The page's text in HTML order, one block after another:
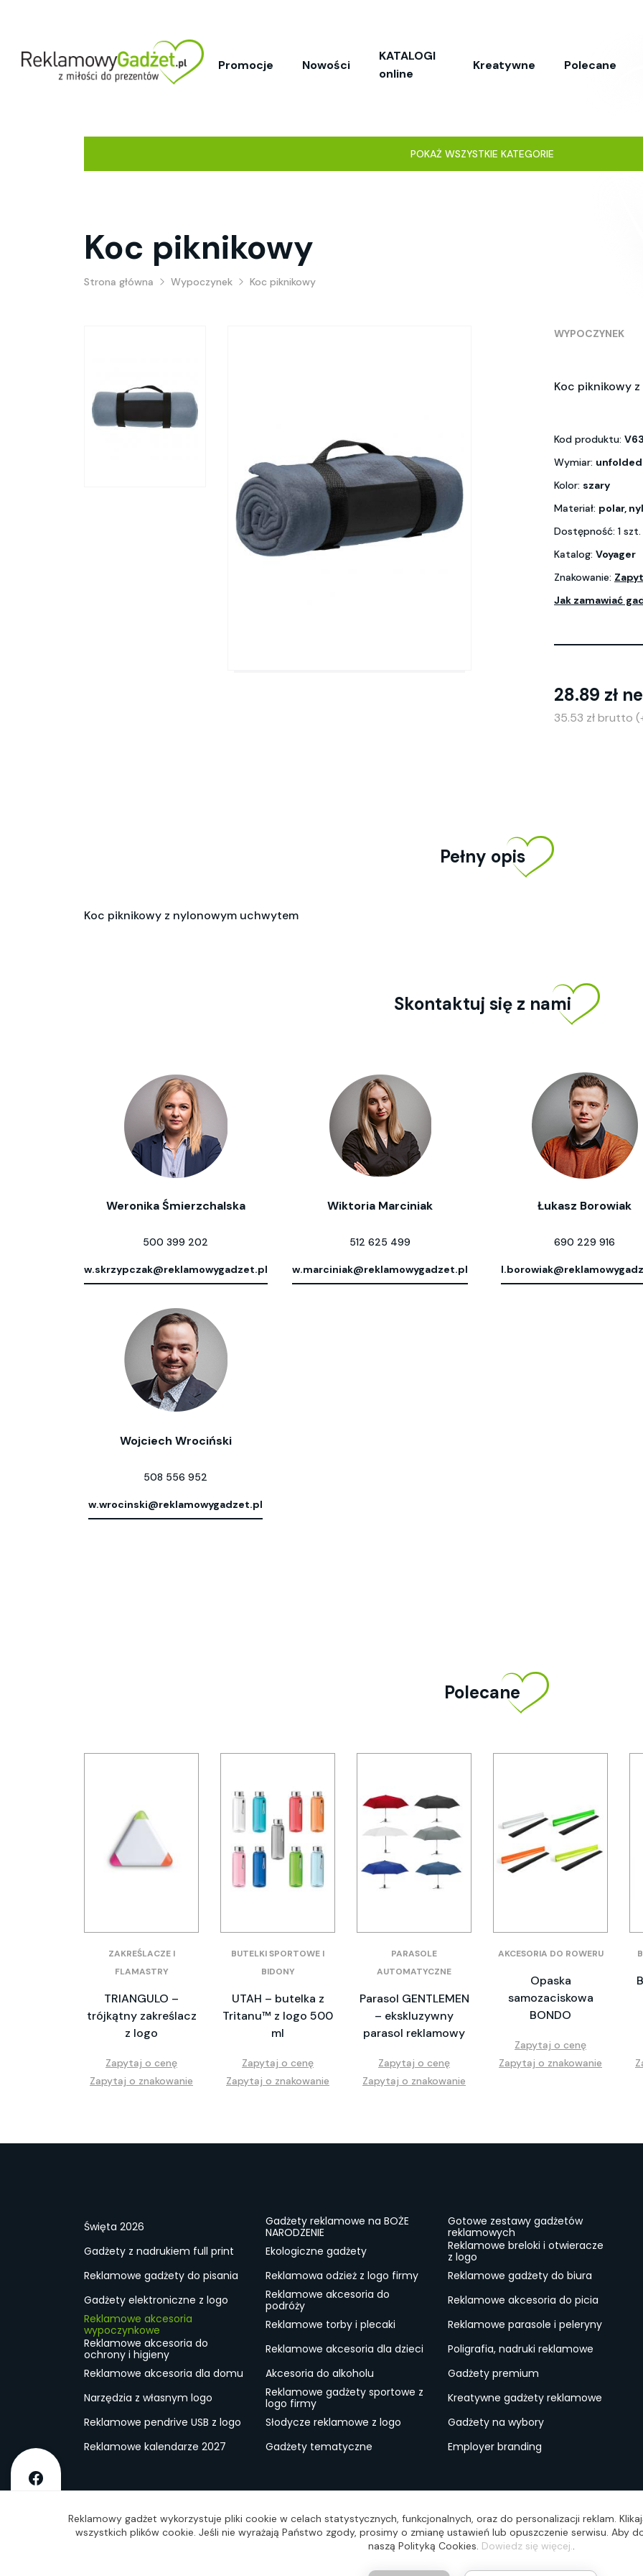
Promocje Nowości
KATALOGI
online
Kreatywne Polecane
POKAŻ WSZYSTKIE KATEGORIE
Koc piknikowy
Strona główna Wypoczynek Koc piknikowy
WYPOCZYNEK
Koc piknikowy
Kod produktu:
Wymiar: unfolded
Kolor: szary
Materiał: polar,
Dostępność: 1 szt.
Katalog: Voyager
Znakowanie:
Jak zamawiać
28.89 zł
35.53 zł brutto
Pełny opis
Koc piknikowy z nylonowym uchwytem
Skontaktuj się z nami
Weronika Śmierzchalska
500 399 202
w.skrzypczak@reklamowygadzet.pl
Wiktoria Marciniak
512 625 499
w.marciniak@reklamowygadzet.pl
Łukasz Borowiak
690 229 916
Wojciech Wrociński
508 556 952
w.wrocinski@reklamowygadzet.pl
Polecane
ZAKREŚLACZE I
FLAMASTRY
TRIANGULO –
trójkątny zakreślacz
z logo
Zapytaj o cenę
Zapytaj o znakowanie
BUTELKI SPORTOWE I
BIDONY
UTAH – butelka z
Tritanu™ z logo 500
ml
Zapytaj o cenę
Zapytaj o znakowanie
PARASOLE
AUTOMATYCZNE
Parasol GENTLEMEN
– ekskluzywny
parasol reklamowy
Zapytaj o cenę
Zapytaj o znakowanie
AKCESORIA DO ROWERU
Opaska
samozaciskowa
BONDO
Zapytaj o cenę
Zapytaj o znakowanie
Święta 2026
Gadżety reklamowe na BOŻE
NARODZENIE
Gotowe zestawy gadżetów
reklamowych
Gadżety z nadrukiem full print
Ekologiczne gadżety
Reklamowe breloki i otwieracze
z logo
Reklamowe gadżety do pisania
Reklamowa odzież z logo firmy
Reklamowe gadżety do biura
Gadżety elektroniczne z logo
Reklamowe akcesoria do
podróży
Reklamowe akcesoria do picia
Reklamowe akcesoria
wypoczynkowe
Reklamowe torby i plecaki
Reklamowe parasole i peleryny
Reklamowe akcesoria do
ochrony i higieny
Reklamowe akcesoria dla dzieci
Poligrafia, nadruki reklamowe
Reklamowe akcesoria dla domu
Akcesoria do alkoholu
Gadżety premium
Narzędzia z własnym logo
Reklamowe gadżety sportowe z
logo firmy
Kreatywne gadżety reklamowe
Reklamowe pendrive USB z logo
Słodycze reklamowe z logo
Gadżety na wybory
Reklamowe kalendarze 2027
Gadżety tematyczne Employer branding
Reklamowy gadżet wykorzystuje pliki cookie w celach statystycznych, funkcjonalnych, oraz do personalizacji reklam.
wszystkich plików cookie. Jeśli nie wyrażają Państwo zgody, prosimy o zmianę ustawień lub opuszczenie serwisu. Aby
naszą Polityką Cookies. Dowiedz się więcej..